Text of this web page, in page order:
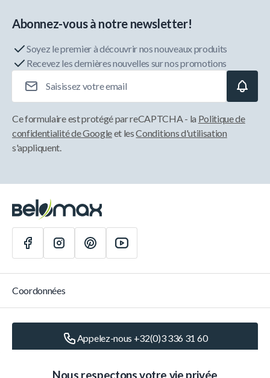
Nous respectons votre vie privée
Abonnez-vous à notre newsletter!
Soyez le premier à découvrir nos nouveaux produits
Recevez les dernières nouvelles sur nos promotions
Ce formulaire est protégé par reCAPTCHA - la Politique de
confidentialité de Googleet lesConditions d'utilisation
s'appliquent.
Coordonnées
Appelez-nous +32(0)3 336 31 60
Écrivez-nous info@belomax.com